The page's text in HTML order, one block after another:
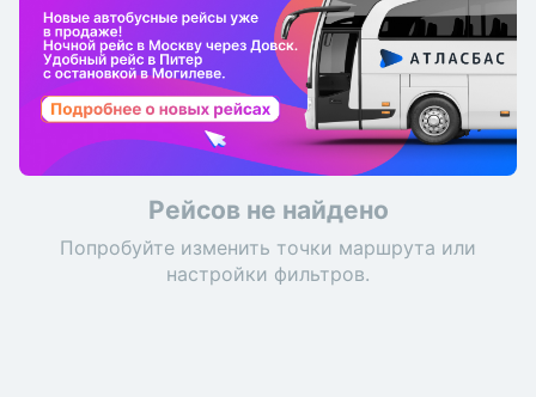
Рейсов не найдено
Попробуйте изменить точки маршрута или
настройки фильтров.